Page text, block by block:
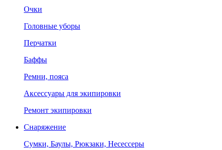
Очки
Головные уборы
Перчатки
Баффы
Ремни, пояса
Аксессуары для экипировки
Ремонт экипировки
Снаряжение
Сумки, Баулы, Рюкзаки, Несессеры